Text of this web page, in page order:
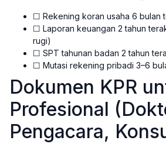
☐ Rekening koran usaha 6 bulan
☐ Laporan keuangan 2 tahun
rugi)
☐ SPT tahunan badan 2 tahun
☐ Mutasi rekening pribadi 3–6
Dokumen KPR
Profesional
Pengacara,